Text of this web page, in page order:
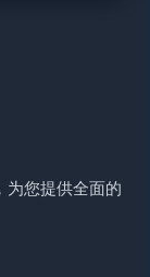
为您提供全面的